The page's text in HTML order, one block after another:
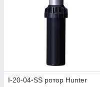
I-20-04-SS ротор Hunter